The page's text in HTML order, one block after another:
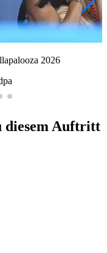
2026
diesem Auftritt